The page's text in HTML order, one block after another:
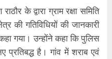
द्वारा ग्राम रक्षा समिति
की गतिविधियों की जानकारी
गया। उन्होंने कहा कि पुलिस
प्रतिबद्ध है। गांव में शराब एवं